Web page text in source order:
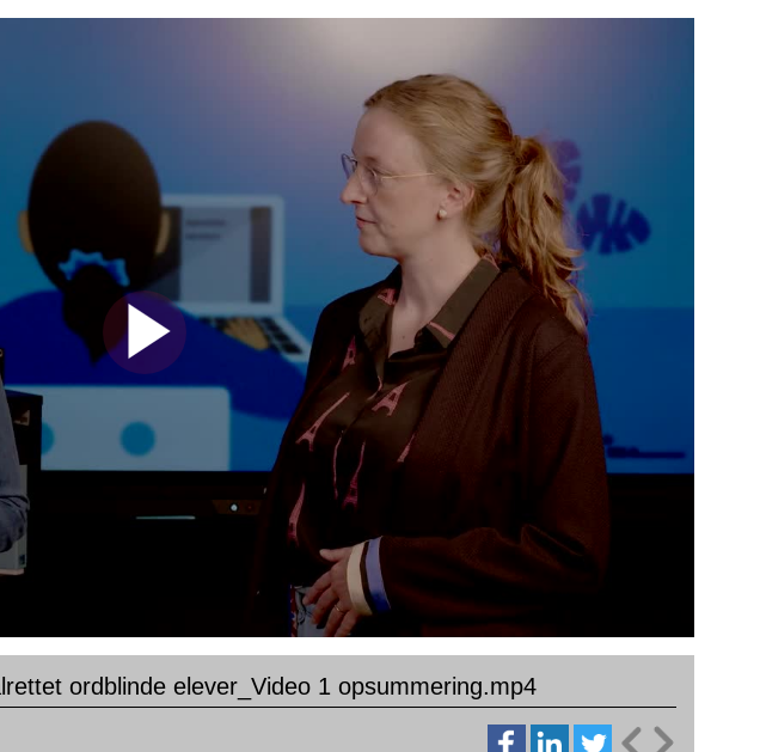
ordblinde elever_Video 1 opsummering.mp4